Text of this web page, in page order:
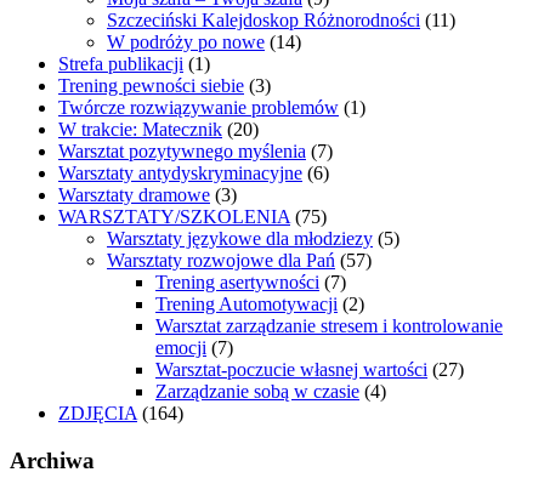
Szczeciński Kalejdoskop Różnorodności (11)
W podróży po nowe (14)
Strefa publikacji (1)
Trening pewności siebie (3)
Twórcze rozwiązywanie problemów (1)
W trakcie: Matecznik (20)
Warsztat pozytywnego myślenia (7)
Warsztaty antydyskryminacyjne (6)
Warsztaty dramowe (3)
WARSZTATY/SZKOLENIA (75)
Warsztaty językowe dla młodziezy (5)
Warsztaty rozwojowe dla Pań (57)
Trening asertywności (7)
Trening Automotywacji (2)
Warsztat zarządzanie stresem i kontrolowanie
emocji (7)
Warsztat-poczucie własnej wartości (27)
Zarządzanie sobą w czasie (4)
ZDJĘCIA (164)
Archiwa